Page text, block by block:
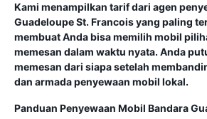
Kami menampilkan tarif dari agen
Guadeloupe St. Francoisyang paling
membuat Anda bisa memilih mobil
memesan dalam waktu nyata. Anda
memesan dari siapa setelah
dan armada penyewaan mobil lokal.
Panduan Penyewaan Mobil Bandara